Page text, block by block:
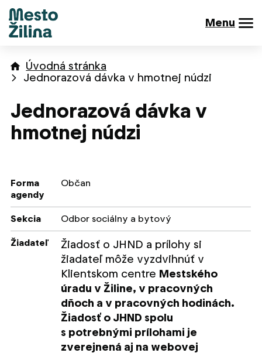
Menu
Úvodná stránka
Jednorazová dávka v hmotnej núdzi
Jednorazová dávka v
hmotnej núdzi
Forma
agendy
Občan
Sekcia Odbor sociálny a bytový
Žiadateľ
Žiadosť o JHND a prílohy si
žiadateľ môže vyzdvihnúť v
Klientskom centre Mestského
úradu v Žiline, v pracovných
dňoch a v pracovných hodinách.
Žiadosť o JHND spolu
s potrebnými prílohami je
zverejnená aj na webovej